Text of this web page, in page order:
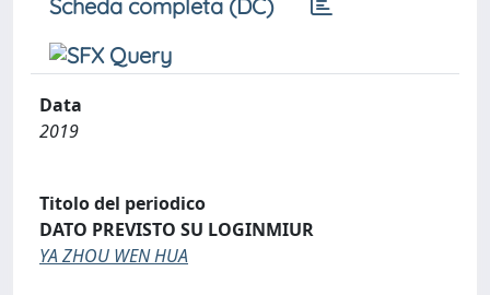
Scheda completa (DC)
Data
2019
Titolo del periodico
DATO PREVISTO SU LOGINMIUR
YA ZHOU WEN HUA